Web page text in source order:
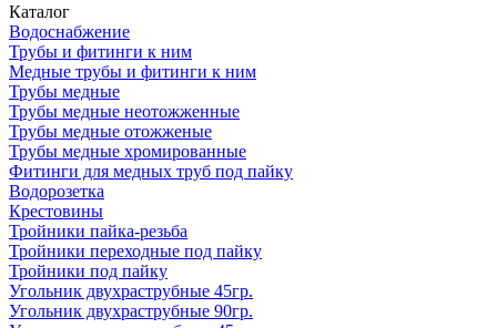
Каталог
Водоснабжение
Трубы и фитинги к ним
Медные трубы и фитинги к ним
Трубы медные
Трубы медные неотожженные
Трубы медные отожженые
Трубы медные хромированные
Фитинги для медных труб под пайку
Водорозетка
Крестовины
Тройники пайка-резьба
Тройники переходные под пайку
Тройники под пайку
Угольник двухраструбные 45гр.
Угольник двухраструбные 90гр.